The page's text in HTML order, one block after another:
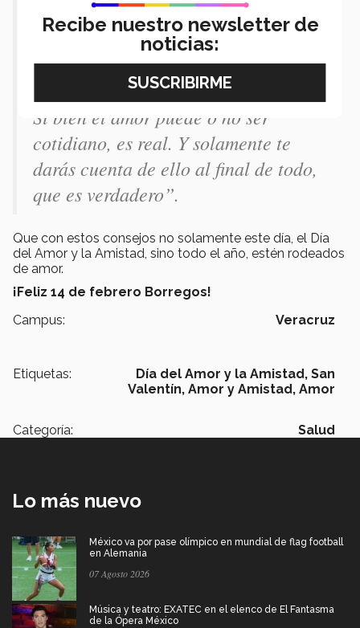
“Las costumbres, la manera de dar
los detalles, solamente se vuelven más
modernos, pero es lo mismo… lo que
sí cambia es el amor. Va por etapas.
Si bien el amor puede o no ser
cotidiano, es real. Y solamente te
darás cuenta de ello al final de todo,
que es verdadero”.
Que con estos consejos no solamente este día, el Día
del Amor y la Amistad, sino todo el año, estén rodeados
de amor.
¡Feliz 14 de febrero Borregos!
Campus:
Veracruz
Etiquetas: Día del Amor y la Amistad, San
Valentín, Amor y Amistad, Amor
Categoría: Salud
Lo más nuevo
México va por pase olímpico en mundial de flag football
en Alemania
07 Agosto 2026
Música y teatro: EXATEC en el elenco de El Fantasma
de la Ópera México
Recibe nuestro newsletter de
noticias: